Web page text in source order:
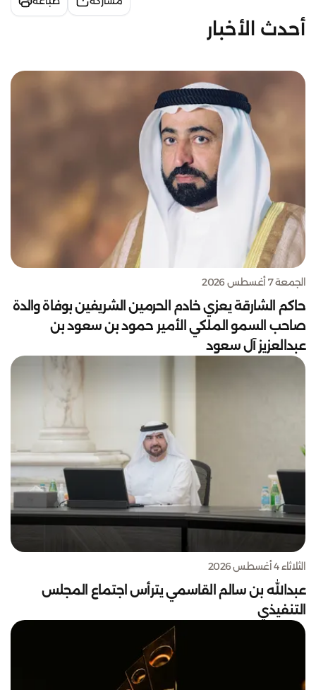
أحدث الأخبار
الجمعة 7 أغسطس 2026
حاكم الشارقة يعزي خادم الحرمين الشريفين بوفاة والدة
صاحب السمو الملكي الأمير حمود بن سعود بن
عبدالعزيز آل سعود
الثلاثاء 4 أغسطس 2026
عبدالله بن سالم القاسمي يترأس اجتماع المجلس
التنفيذي